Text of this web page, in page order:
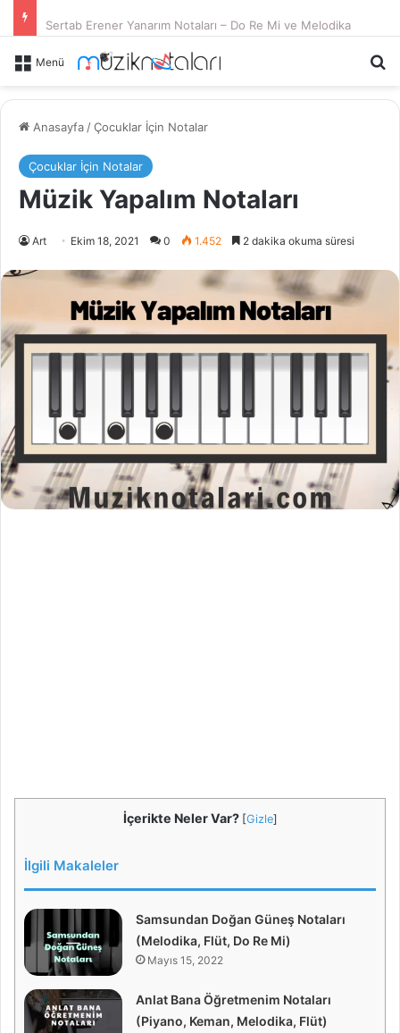
Sertab Erener Yanarım Notaları – Do Re Mi ve Melodika
Menü
Anasayfa /Çocuklar İçin Notalar
Çocuklar İçin Notalar
Müzik Yapalım Notaları
Art Ekim 18, 2021 0 1.452 2 dakika okuma süresi
İçerikte Neler Var? [Gizle]
İlgili Makaleler
Samsundan Doğan Güneş Notaları
(Melodika, Flüt, Do Re Mi)
Mayıs 15, 2022
Anlat Bana Öğretmenim Notaları
(Piyano, Keman, Melodika, Flüt)